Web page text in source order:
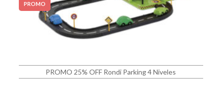
PROMO
PROMO 25% OFF Rondi Parking 4 Niveles